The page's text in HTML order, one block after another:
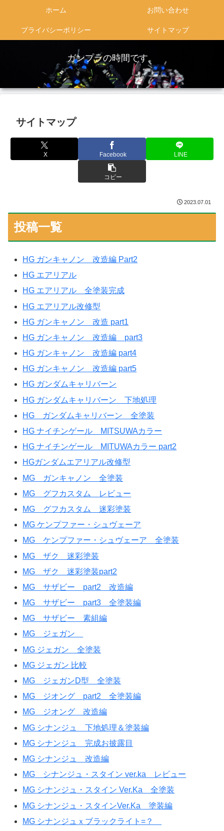
ガンプラの時間です。
ホーム お問い合わせ
プライバシーポリシー サイトマップ
サイトマップ
X Facebook LINE
コピー
2023.07.01
投稿一覧
HG ガンキャノン 改造編 Part2
HG エアリアル
HG エアリアル 全塗装完成
HG エアリアル改修型
HG ガンキャノン 改造 part1
HG ガンキャノン 改造編 part3
HG ガンキャノン 改造編 part4
HG ガンキャノン 改造編 part5
HG ガンダムキャリバーン
HG ガンダムキャリバーン 下地処理
HG ガンダムキャリバーン 全塗装
HG ナイチンゲール MITSUWAカラー
HG ナイチンゲール MITUWAカラー part2
HGガンダムエアリアル改修型
MG ガンキャノン 全塗装
MG グフカスタム レビュー
MG グフカスタム 迷彩塗装
MG ケンプファー・シュヴェーア
MG ケンプファー・シュヴェーア 全塗装
MG ザク 迷彩塗装
MG ザク 迷彩塗装part2
MG サザビー part2 改造編
MG サザビー part3 全塗装編
MG サザビー 素組編
MG ジェガン
MG ジェガン 全塗装
MG ジェガン 比較
MG ジェガンD型 全塗装
MG ジオング part2 全塗装編
MG ジオング 改造編
MG シナンジュ 下地処理＆塗装編
MG シナンジュ 完成お披露目
MG シナンジュ 改造編
MG シナンジュ・スタイン ver.ka レビュー
MG シナンジュ・スタイン Ver.Ka 全塗装
MG シナンジュ・スタインVer.Ka 塗装編
MG シナンジュｘブラックライト=？